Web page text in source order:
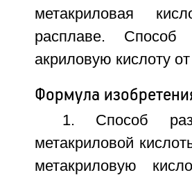
метакриловая
расплаве. Способ
акриловую кислоту
Формула
1. Способ
метакриловой
метакриловую